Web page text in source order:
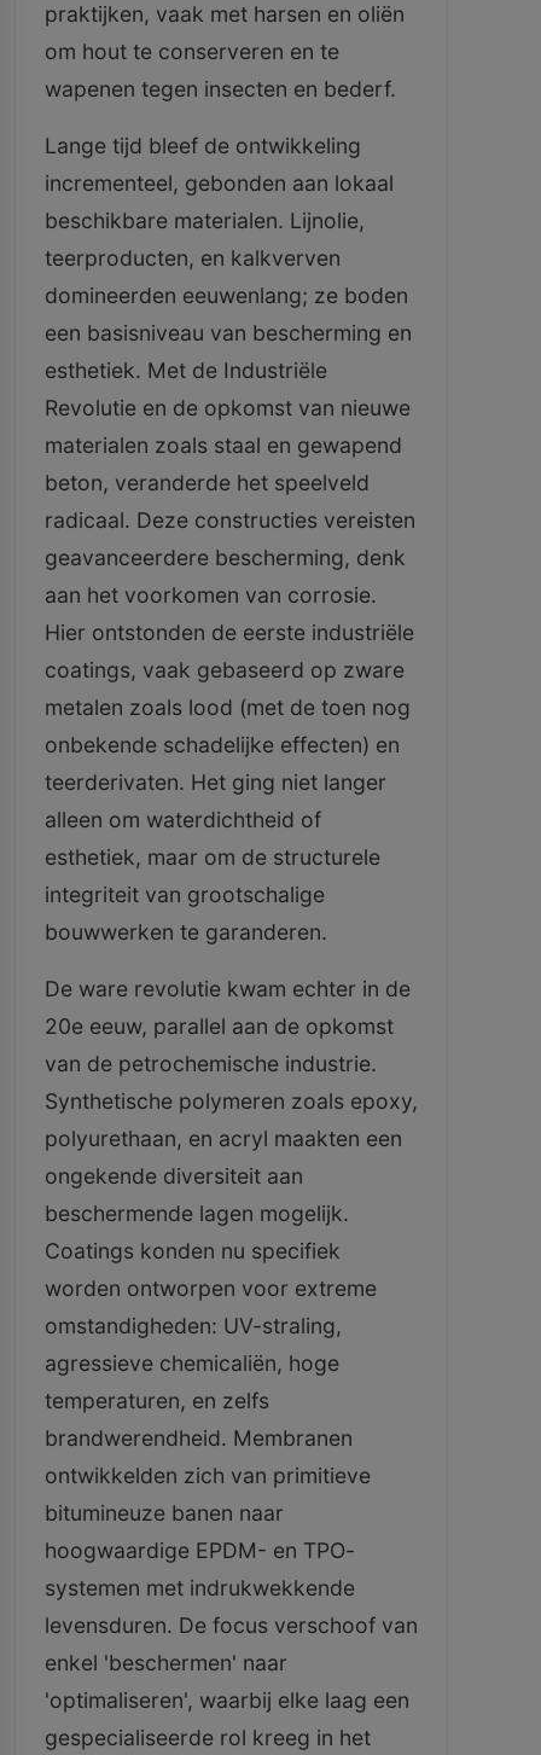
praktijken, vaak met harsen en oliën
om hout te conserveren en te
wapenen tegen insecten en bederf.
Lange tijd bleef de ontwikkeling
incrementeel, gebonden aan lokaal
beschikbare materialen. Lijnolie,
teerproducten, en kalkverven
domineerden eeuwenlang; ze boden
een basisniveau van bescherming en
esthetiek. Met de Industriële
Revolutie en de opkomst van nieuwe
materialen zoals staal en gewapend
beton, veranderde het speelveld
radicaal. Deze constructies vereisten
geavanceerdere bescherming, denk
aan het voorkomen van corrosie.
Hier ontstonden de eerste industriële
coatings, vaak gebaseerd op zware
metalen zoals lood (met de toen nog
onbekende schadelijke effecten) en
teerderivaten. Het ging niet langer
alleen om waterdichtheid of
esthetiek, maar om de structurele
integriteit van grootschalige
bouwwerken te garanderen.
De ware revolutie kwam echter in de
20e eeuw, parallel aan de opkomst
van de petrochemische industrie.
Synthetische polymeren zoals epoxy,
polyurethaan, en acryl maakten een
ongekende diversiteit aan
beschermende lagen mogelijk.
Coatings konden nu specifiek
worden ontworpen voor extreme
omstandigheden: UV-straling,
agressieve chemicaliën, hoge
temperaturen, en zelfs
brandwerendheid. Membranen
ontwikkelden zich van primitieve
bitumineuze banen naar
hoogwaardige EPDM- en TPO-
systemen met indrukwekkende
levensduren. De focus verschoof van
enkel 'beschermen' naar
'optimaliseren', waarbij elke laag een
gespecialiseerde rol kreeg in het